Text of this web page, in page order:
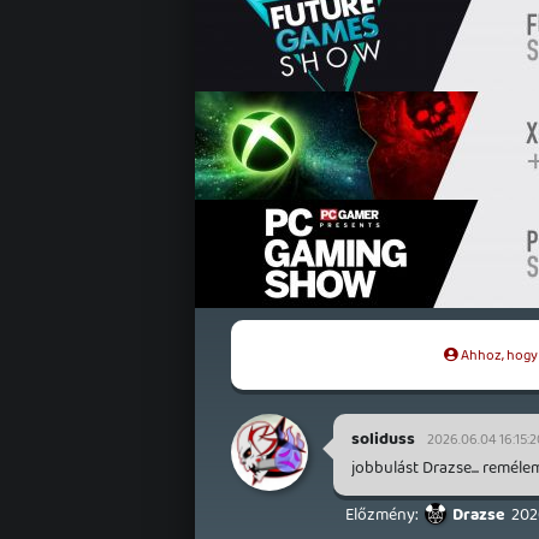
Ahhoz,
soliduss 2026.06.04
jobbulást Drazse...
Drazse